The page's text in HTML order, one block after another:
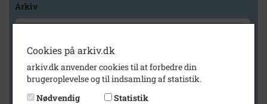
Arkiv
Geografi
Cookies på arkiv.dk
arkiv.dk anvender cookies til at forbedre din
brugeroplevelse og til indsamling af statistik.
Nødvendig
Statistik